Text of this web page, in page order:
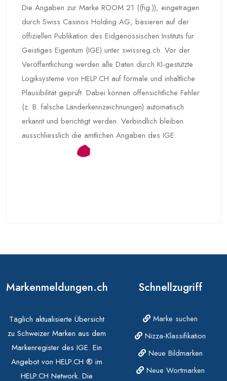
Die Angaben zur Marke ROOM 21 ((fig.)), eingetragen
durch Swiss Casinos Holding AG, basieren auf der
offiziellen Publikation des Eidgenössischen Instituts für
Geistiges Eigentum (IGE) unter swissreg.ch. Vor der
Veröffentlichung werden alle Daten durch KI-gestützte
Logiksysteme von HELP.CH auf formale und inhaltliche
Plausibilität geprüft. Dabei können offensichtliche Fehler
(z. B. falsche Länderkennzeichnungen) automatisch
erkannt und berichtigt werden. Verbindlich bleiben
ausschliesslich die amtlichen Angaben des IGE.
Markenmeldungen.ch
Täglich aktualisierte Übersicht
zu Schweizer Marken aus dem
Markenregister des IGE. Ein
Angebot von HELP.CH ® im
HELP.CH Network. Die
Schnellzugriff
Marke suchen
Nizza-Klassifikation
Neue Bildmarken
Neue Wortmarken